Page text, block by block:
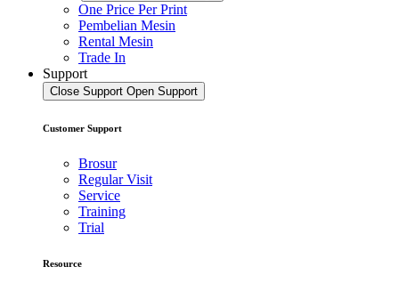
One Price Per Print
Pembelian Mesin
Rental Mesin
Trade In
Support
Close Support Open Support
Customer Support
Brosur
Regular Visit
Service
Training
Trial
Resource